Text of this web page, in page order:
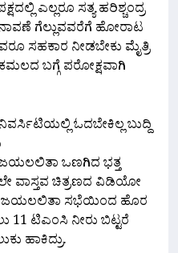
ಎಲ್ಲರೂ ಸತ್ಯ ಹರಿಶ್ಚಂದ್ರ
ಗೆಲ್ಲುವವರೆಗೆ ಹೋರಾಟ
ಸಹಕಾರ ನೀಡಬೇಕು ಮೈತ್ರಿ
ಬಗ್ಗೆ ಪರೋಕ್ಷವಾಗಿ
ಓದಬೇಕಿಲ್ಲ ಬುದ್ದಿ
ಒಣಗಿದ ಭತ್ತ
ವಾಸ್ತವ ಚಿತ್ರಣದ ವಿಡಿಯೋ
ಜಯಲಲಿತಾ ಸಭೆಯಿಂದ ಹೊರ
11 ಟಿಎಂಸಿ ನೀರು ಬಿಟ್ಟರೆ
ಹಾಕಿದ್ರು.